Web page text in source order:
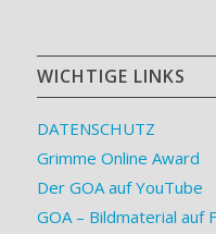
WICHTIGE LINKS
DATENSCHUTZ
Grimme Online Award
Der GOA auf YouTube
GOA – Bildmaterial auf